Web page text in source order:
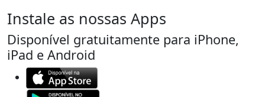
Instale as nossas Apps
Disponível gratuitamente para iPhone,
iPad e Android